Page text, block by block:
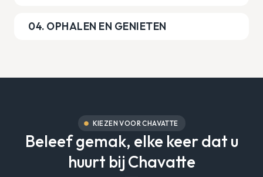
04. OPHALEN EN GENIETEN
KIEZEN VOOR CHAVATTE
Beleef gemak, elke keer dat u
huurt bij Chavatte